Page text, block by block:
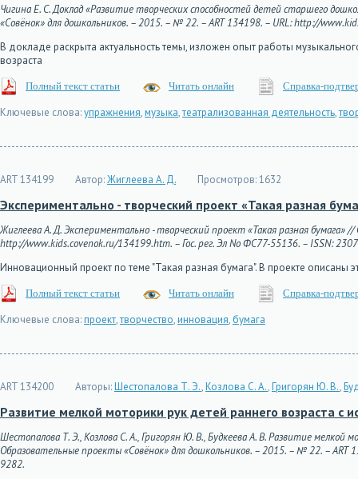
Чигина Е. С. Доклад «Развитие творческих способностей детей старшего
«Совёнок» для дошкольников. – 2015. – № 22. – ART 134198. – URL: http://
В докладе раскрыта актуальность темы, изложен опыт работы
возраста
Полный текст статьи Читать онлайн Справка-
Ключевые слова:упражнения,музыка,театрализованная деятельность,
ART 134199 Автор:Жиглеева А. Д. Просмотров:1632
Экспериментально - творческий проект «Такая разная
Жиглеева А. Д. Экспериментально - творческий проект «Такая разная
http://www.kids.covenok.ru/134199.htm. – Гос. рег. Эл No ФС77-55136. – ISSN:
Инновационный проект по теме "Такая разная бумага". В проекте описаны
Полный текст статьи Читать онлайн Справка-
Ключевые слова:проект,творчество,инновация,бумага
ART 134200 Авторы:Шестопалова Т. Э.,Козлова С. А.,Григорян Ю. В.,
Развитие мелкой моторики рук детей раннего возраста с
Шестопалова Т. Э., Козлова С. А., Григорян Ю. В., Будкеева А. В. Развитие
Образовательные проекты «Совёнок» для дошкольников. – 2015. – № 22. –
9282.